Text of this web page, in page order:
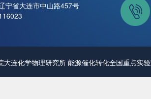
宁省大连市中山路457号
连化学物理研究所 能源催化转化全国重点实